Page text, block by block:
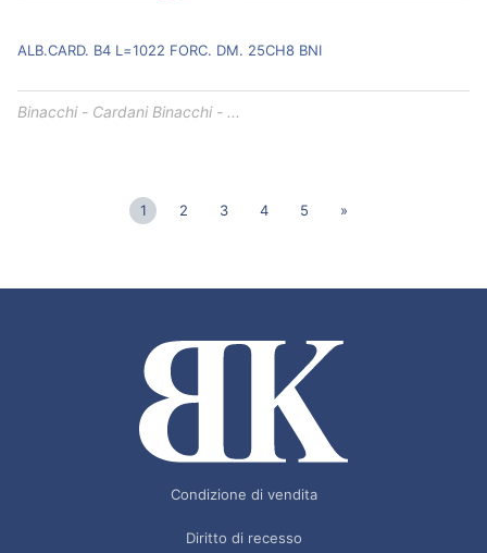
ALB.CARD. B4 L=1022 FORC. DM. 25CH8 BNI
Binacchi - Cardani Binacchi - ...
1 2 3 4 5 »
Condizione di vendita
Diritto di recesso